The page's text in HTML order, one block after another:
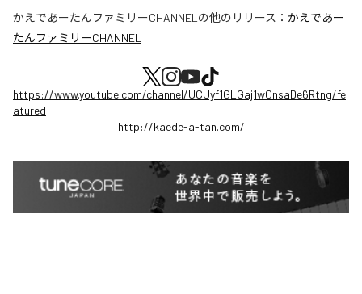
かえであーたんファミリーCHANNEL の他のリリース： かえであー
たんファミリーCHANNEL
https://www.youtube.com/channel/UCUyf1GLGaj1wCnsaDe6Rtng/fe
atured
http://kaede-a-tan.com/